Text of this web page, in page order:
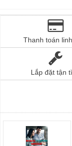
Thanh toán
Lắp đặt tận